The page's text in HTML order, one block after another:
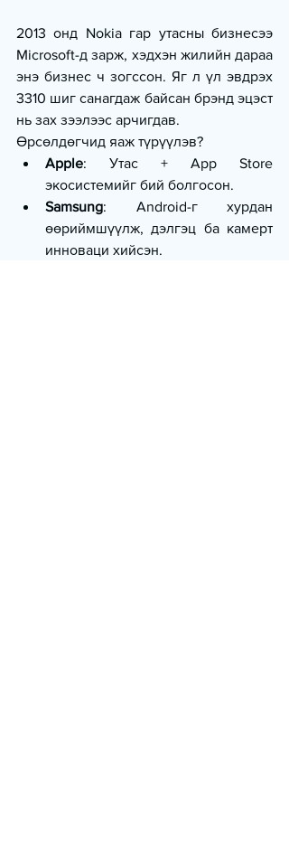
2013 онд Nokia гар утасны бизнесээ
Microsoft-д зарж, хэдхэн жилийн дараа
энэ бизнес ч зогссон. Яг л үл эвдрэх
3310 шиг санагдаж байсан брэнд эцэст
нь зах зээлээс арчигдав.
Өрсөлдөгчид яаж түрүүлэв?
Apple: Утас + App Store
экосистемийг бий болгосон.
Samsung: Android-г хурдан
өөриймшүүлж, дэлгэц ба камерт
инноваци хийсэн.